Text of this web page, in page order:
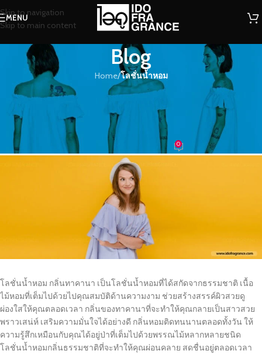
Skip to navigation
Skip to main content
MENU
Blog
Home/โลชั่นน้ำหอม
โลชั่นน้ำหอม
โลชั่นน้ำหอม ทานาคา กลิ่นที่จะทำให้
คุณกลายเป็นสาวเนื้อหอมพราวเสน่ห์
น้ำหอม On 28/06/2022 0
โลชั่นน้ำหอม กลิ่นทาคานา เป็นโลชั่นน้ำหอมที่ได้สกัดจากธรรมชาติ เนื้อ
ไม้หอมที่เต็มไปด้วยไปคุณสมบัติด้านความงาม ช่วยสร้างสรรค์ผิวสวยดู
ผ่องใสให้คุณตลอดเวลา กลิ่นของทาคานาที่จะทำให้คุณกลายเป็นสาวสวย
พราวเสน่ห์ เสริมความมั่นใจได้อย่างดี กลิ่นหอมติดทนนานตลอดทั้งวัน ให้
ความรู้สึกเหมือนกับคุณได้อยู่ป่าที่เต็มไปด้วยพรรณไม้หลากหลายชนิด
โลชั่นน้ำหอมกลิ่นธรรมชาติที่จะทำให้คุณผ่อนคลาย สดชื่นอยู่ตลอดเวลา